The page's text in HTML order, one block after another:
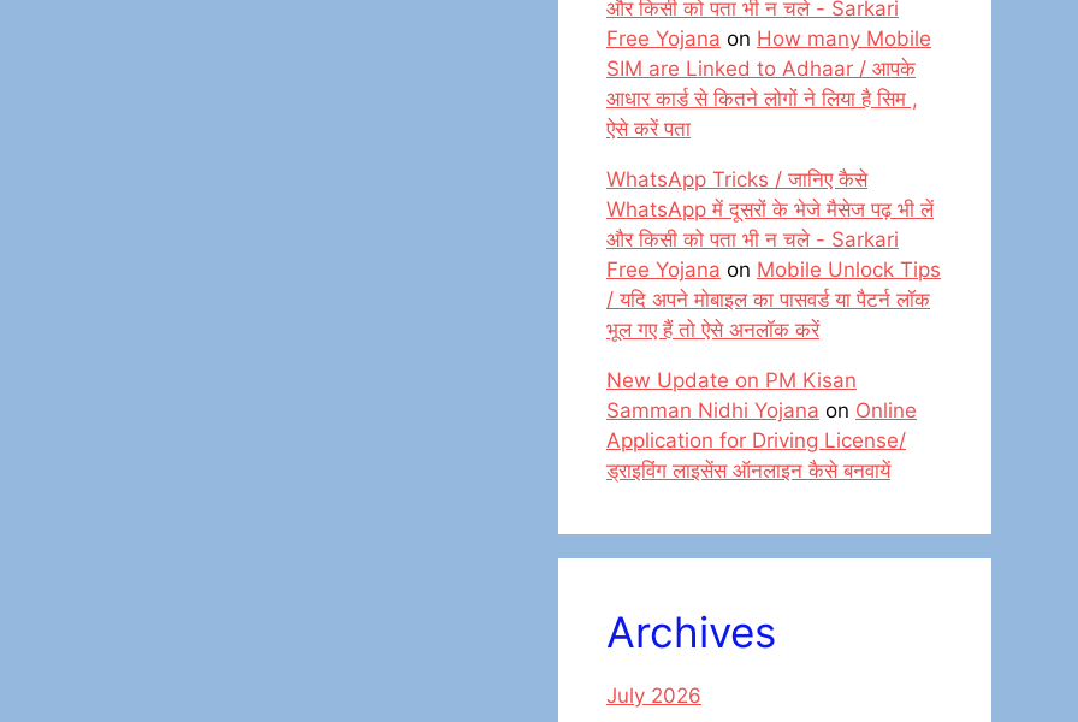
और किसी को पता भी न चले - Sarkari
Free Yojana on How many Mobile
SIM are Linked to Adhaar / आपके
आधार कार्ड से कितने लोगों ने लिया है सिम ,
ऐसे करें पता
WhatsApp Tricks / जानिए कैसे
WhatsApp में दूसरों के भेजे मैसेज पढ़ भी लें
और किसी को पता भी न चले - Sarkari
Free Yojana on Mobile Unlock Tips
/ यदि अपने मोबाइल का पासवर्ड या पैटर्न लॉक
भूल गए हैं तो ऐसे अनलॉक करें
New Update on PM Kisan
Samman Nidhi Yojana on Online
Application for Driving License/
ड्राइविंग लाइसेंस ऑनलाइन कैसे बनवायें
Archives
July 2026